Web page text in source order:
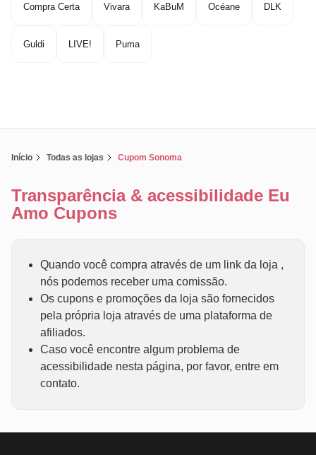
Compra Certa Vivara KaBuM Océane DLK
Guldi LIVE! Puma
Início Todas as lojas Cupom Sonoma
Transparência & acessibilidade Eu
Amo Cupons
Quando você compra através de um link da loja ,
nós podemos receber uma comissão.
Os cupons e promoções da loja são fornecidos
pela própria loja através de uma plataforma de
afiliados.
Caso você encontre algum problema de
acessibilidade nesta página, por favor, entre em
contato.